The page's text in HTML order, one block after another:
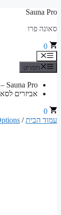
לדלג
Sauna Pro
סאונה פרו
0
תפריט
תפריט
Sauna Pro – חנות מקצועית לסאונות ואביזרי סאונה
אביזרים
0
עמוד הבית/